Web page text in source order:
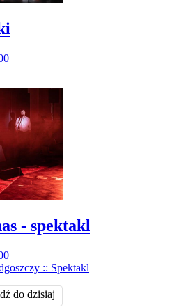
- spektakl
:: Spektakl
do dzisiaj